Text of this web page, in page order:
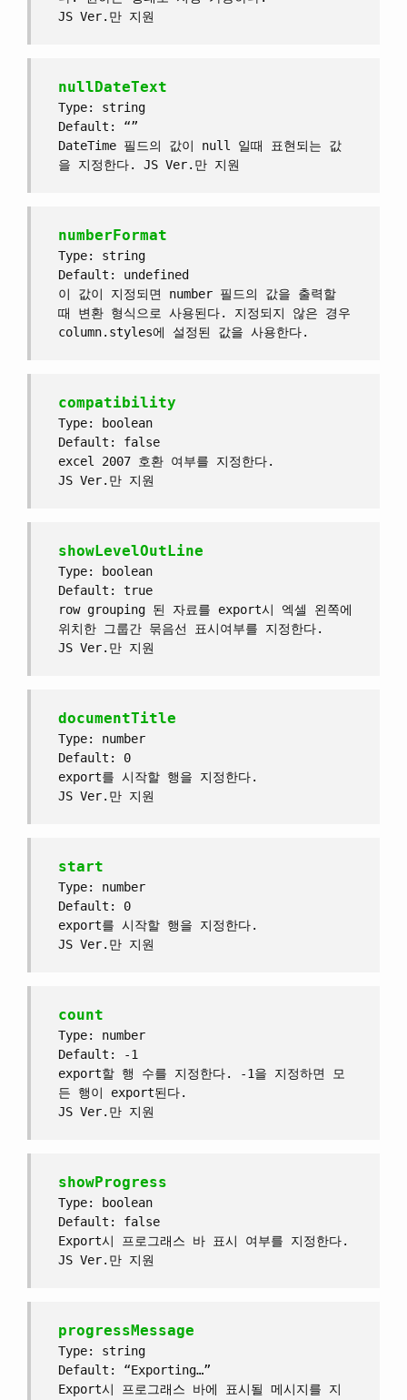
JS Ver.만 지원
nullDateText
Type: string
Default: “”
DateTime 필드의 값이 null 일때 표현되는 값
을 지정한다. JS Ver.만 지원
numberFormat
Type: string
Default: undefined
이 값이 지정되면 number 필드의 값을 출력할
때 변환 형식으로 사용된다. 지정되지 않은 경우
column.styles에 설정된 값을 사용한다.
compatibility
Type: boolean
Default: false
excel 2007 호환 여부를 지정한다.
JS Ver.만 지원
showLevelOutLine
Type: boolean
Default: true
row grouping 된 자료를 export시 엑셀 왼쪽에
위치한 그룹간 묶음선 표시여부를 지정한다.
JS Ver.만 지원
documentTitle
Type: number
Default: 0
export를 시작할 행을 지정한다.
JS Ver.만 지원
start
Type: number
Default: 0
export를 시작할 행을 지정한다.
JS Ver.만 지원
count
Type: number
Default: -1
export할 행 수를 지정한다. -1을 지정하면 모
든 행이 export된다.
JS Ver.만 지원
showProgress
Type: boolean
Default: false
Export시 프로그래스 바 표시 여부를 지정한다.
JS Ver.만 지원
progressMessage
Type: string
Default: “Exporting…”
Export시 프로그래스 바에 표시될 메시지를 지